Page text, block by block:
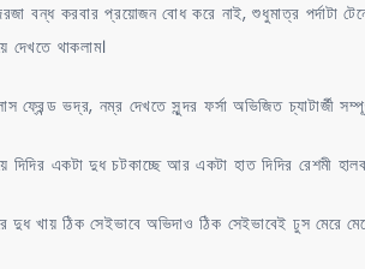
বন্ধ করবার প্রয়োজন বোধ করে নাই, শুধুমাত্র পর্দাটা
দেখতে থাকলাম।
ফ্রেন্ড ভদ্র, নম্র দেখতে সুন্দর ফর্সা অভিজিত চ্যাটার্জী
দিদির একটা দুধ চটকাচ্ছে আর একটা হাত দিদির রেশমী
দুধ খায় ঠিক সেইভাবে অভিদাও ঠিক সেইভাবেই ঢুস মেরে